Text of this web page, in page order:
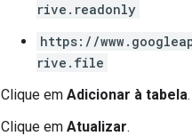
rive.readonly
https://
rive.file
Clique em Adicionar à tabela.
Clique em Atualizar.